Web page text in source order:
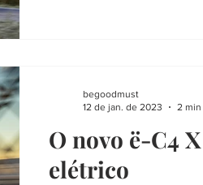
O novo ë-C4
elétrico
begoodmust
12 de jan. de 2023
2